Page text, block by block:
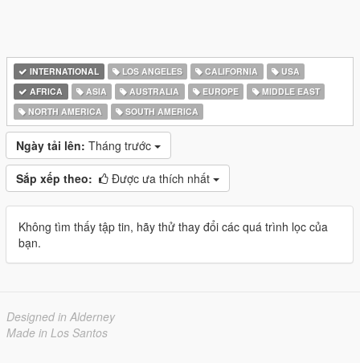
INTERNATIONAL LOS ANGELES CALIFORNIA
USA
AFRICA
ASIA AUSTRALIA EUROPE
MIDDLE EAST
NORTH AMERICA
SOUTH AMERICA
Ngày tải lên: Tháng trước
Sắp xếp theo: Được ưa thích nhất
Không tìm thấy tập tin, hãy thử thay đổi các quá trình lọc của
bạn.
Designed in Alderney
Made in Los Santos